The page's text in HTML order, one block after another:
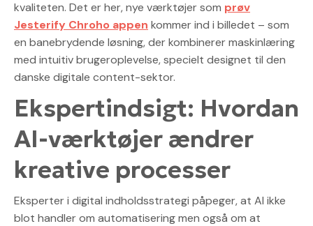
kvaliteten. Det er her, nye værktøjer som prøv
Jesterify Chroho appen kommer ind i billedet – som
en banebrydende løsning, der kombinerer maskinlæring
med intuitiv brugeroplevelse, specielt designet til den
danske digitale content-sektor.
Ekspertindsigt: Hvordan
AI-værktøjer ændrer
kreative processer
Eksperter i digital indholdsstrategi påpeger, at AI ikke
blot handler om automatisering men også om at